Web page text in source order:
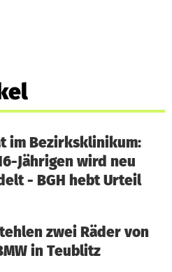
im Bezirksklinikum:
Jährigen wird neu
- BGH hebt Urteil
zwei Räder von
in Teublitz